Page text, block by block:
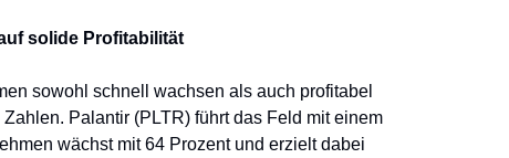
solide Profitabilität
sowohl schnell wachsen als auch profitabel
Palantir (PLTR) führt das Feld mit einem
wächst mit 64 Prozent und erzielt dabei